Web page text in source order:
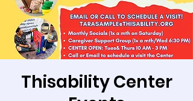
Thisability Center